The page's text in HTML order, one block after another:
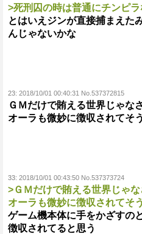
>死刑囚の時は普通にチンピ
とはいえジンが直接捕まえた
んじゃないかな
23: 2018/10/01 00:40:31 No.537372815
ＧＭだけで賄える世界じゃな
オーラも微妙に徴収されてそう
33: 2018/10/01 00:43:50 No.537373724
>ＧＭだけで賄える世界じゃ
オーラも微妙に徴収されてそう
ゲーム機本体に手をかざすの
徴収されてると思う